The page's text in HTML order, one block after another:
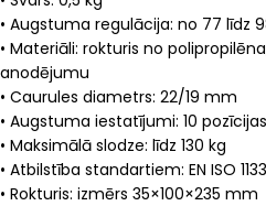
• Augstuma regulācija: no 77 līdz
• Materiāli: rokturis no
anodējumu
• Caurules diametrs: 22/19 mm
• Augstuma iestatījumi: 10
• Maksimālā slodze: līdz 130 kg
• Atbilstība standartiem: EN ISO
• Rokturis: izmērs 35×100×235 mm